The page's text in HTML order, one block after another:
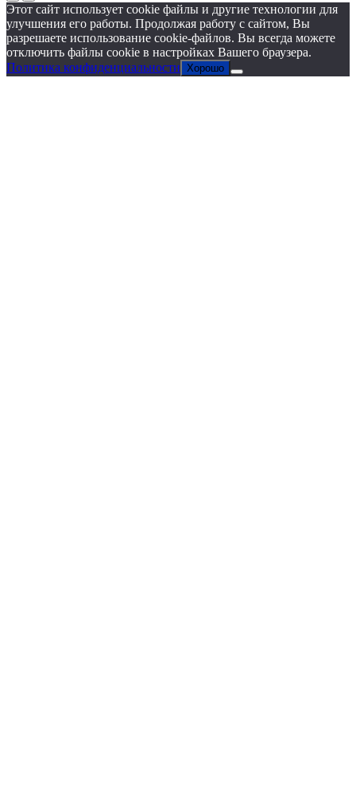
Этот сайт использует cookie файлы и другие технологии для
улучшения его работы. Продолжая работу с сайтом, Вы
разрешаете использование cookie-файлов. Вы всегда можете
отключить файлы cookie в настройках Вашего браузера.
Политика конфиденциальности Хорошо